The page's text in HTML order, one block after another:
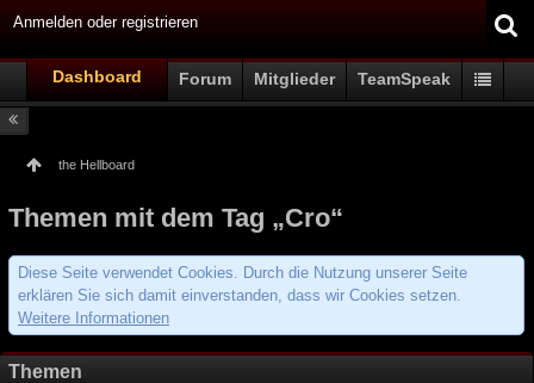
Anmelden oder registrieren
Dashboard Forum Mitglieder TeamSpeak
the Hellboard
Themen mit dem Tag „Cro“
Diese Seite verwendet Cookies. Durch die Nutzung unserer Seite
erklären Sie sich damit einverstanden, dass wir Cookies setzen.
Weitere Informationen
Themen